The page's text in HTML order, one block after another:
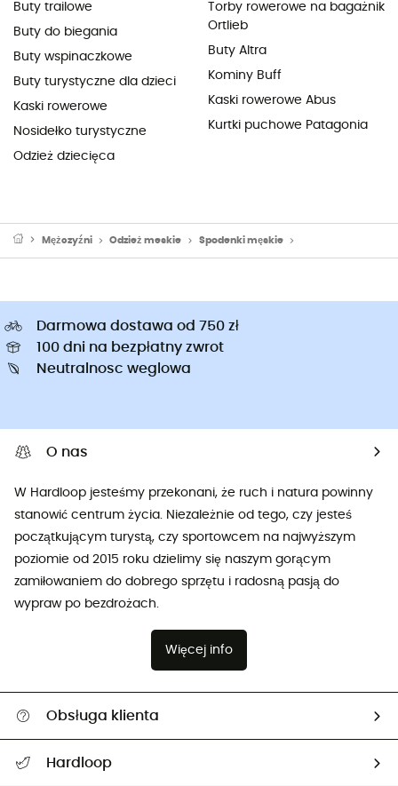
Buty trailowe
Buty do biegania
Buty wspinaczkowe
Buty turystyczne dla dzieci
Kaski rowerowe
Nosidełko turystyczne
Odzież dziecięca
Torby rowerowe na bagażnik
Ortlieb
Buty Altra
Kominy Buff
Kaski rowerowe Abus
Kurtki puchowe Patagonia
Mężczyźni Odzież meskie Spodenki męskie
Darmowa dostawa od 750 zł
100 dni na bezpłatny zwrot
Neutralnosc weglowa
O nas
W Hardloop jesteśmy przekonani, że ruch i natura powinny
stanowić centrum życia. Niezależnie od tego, czy jesteś
początkującym turystą, czy sportowcem na najwyższym
poziomie od 2015 roku dzielimy się naszym gorącym
zamiłowaniem do dobrego sprzętu i radosną pasją do
wypraw po bezdrożach.
Więcej info
Obsługa klienta
Hardloop